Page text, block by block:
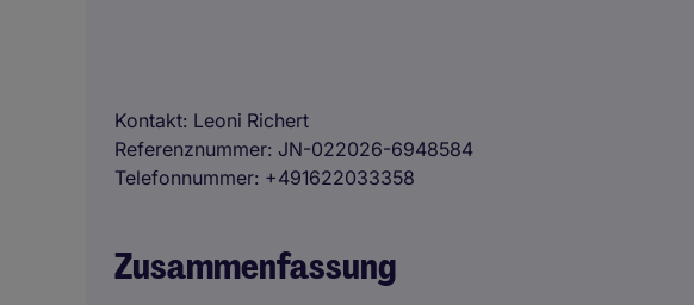
Kontakt Leoni Richert
Referenznummer JN-022026-6948584
Telefonnummer +491622033358
Zusammenfassung